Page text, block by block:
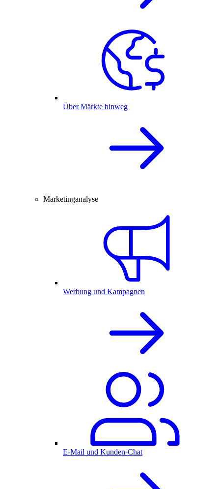
Über Märkte hinweg
Marketinganalyse
Werbung und Kampagnen
E-Mail und Kunden-Chat